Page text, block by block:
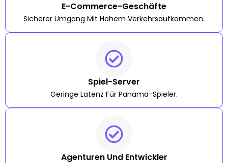
E-Commerce-Geschäfte
Sicherer Umgang Mit Hohem Verkehrsaufkommen.
Spiel-Server
Geringe Latenz Für Panama-Spieler.
Agenturen Und Entwickler